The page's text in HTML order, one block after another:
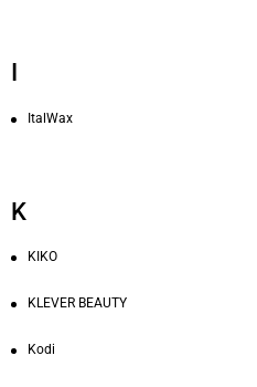
I
ItalWax
K
KIKO
KLEVER BEAUTY
Kodi